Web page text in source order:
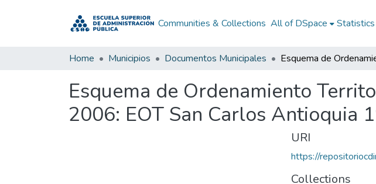
Communities & Collections All of DSpace Statistics
Home Municipios Documentos Municipales
Esquema de Ordenamiento
2006: EOT San Carlos Antioquia
URI
https://
Collections